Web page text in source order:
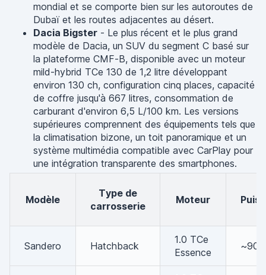
mondial et se comporte bien sur les autoroutes de
Dubaï et les routes adjacentes au désert.
Dacia Bigster - Le plus récent et le plus grand
modèle de Dacia, un SUV du segment C basé sur
la plateforme CMF-B, disponible avec un moteur
mild-hybrid TCe 130 de 1,2 litre développant
environ 130 ch, configuration cinq places, capacité
de coffre jusqu'à 667 litres, consommation de
carburant d'environ 6,5 L/100 km. Les versions
supérieures comprennent des équipements tels que
la climatisation bizone, un toit panoramique et un
système multimédia compatible avec CarPlay pour
une intégration transparente des smartphones.
Modèle
Type de
carrosserie
Moteur
Sandero Hatchback
1.0 TCe
Essence
~90